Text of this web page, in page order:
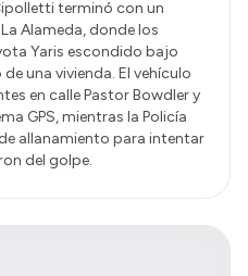
terminó con un
Alameda, donde los
Yaris escondido bajo
una vivienda. El vehículo
en calle Pastor Bowdler y
GPS, mientras la Policía
allanamiento para intentar
del golpe.